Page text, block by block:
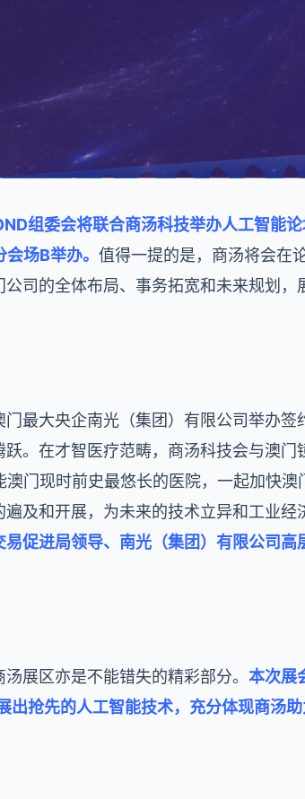
组委会将联合商汤科技举办人工智能论
场B举办。 值得一提的是，商汤将会在
司的全体布局、事务拓宽和未来规划
最大央企南光（集团）有限公司举办签
。在才智医疗范畴，商汤科技会与澳
门现时前史最悠长的医院，一起加快
及和开展，为未来的技术立异和工业经
促进局领导、南光（集团）有限公司
展区亦是不能错失的精彩部分。 本次展
出抢先的人工智能技术，充分体现商汤